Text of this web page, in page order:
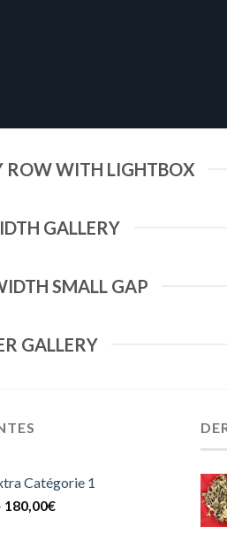
ROW WITH LIGHTBOX
GALLERY
SMALL GAP
GALLERY
Catégorie 1
180,00€